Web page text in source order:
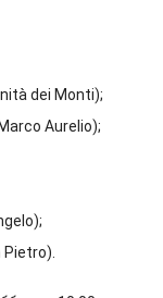
dei Monti);
Aurelio);